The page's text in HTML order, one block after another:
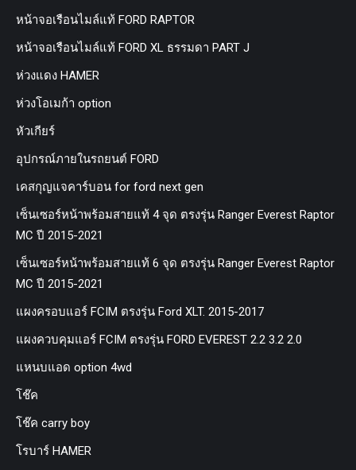
หน้าจอเรือนไมล์แท้ FORD RAPTOR
หน้าจอเรือนไมล์แท้ FORD XL ธรรมดา PART J
ห่วงแดง HAMER
ห่วงโอเมก้า option
หัวเกียร์
อุปกรณ์ภายในรถยนต์ FORD
เคสกุญแจคาร์บอน for ford next gen
เซ็นเซอร์หน้าพร้อมสายแท้ 4 จุด ตรงรุ่น Ranger Everest Raptor
MC ปี 2015-2021
เซ็นเซอร์หน้าพร้อมสายแท้ 6 จุด ตรงรุ่น Ranger Everest Raptor
MC ปี 2015-2021
แผงครอบแอร์ FCIM ตรงรุ่น Ford XLT. 2015-2017
แผงควบคุมแอร์ FCIM ตรงรุ่น FORD EVEREST 2.2 3.2 2.0
แหนบแอด option 4wd
โช๊ค
โช๊ค carry boy
โรบาร์ HAMER